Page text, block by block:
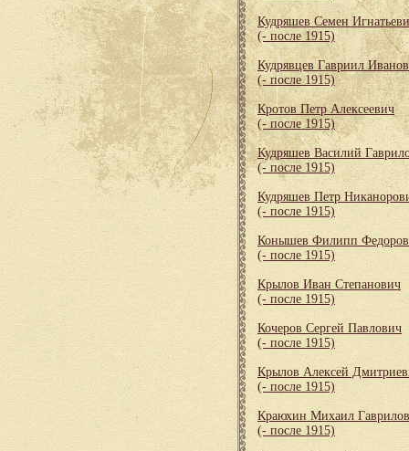
Кудряшев Семен
(- после 1915)
Кудрявцев Гавриил
(- после 1915)
Кротов Петр Алексеевич
(- после 1915)
Кудряшев Василий
(- после 1915)
Кудряшев Петр
(- после 1915)
Конышев Филипп
(- после 1915)
Крылов Иван Степанович
(- после 1915)
Кочеров Сергей Павлович
(- после 1915)
Крылов Алексей
(- после 1915)
Краюхин Михаил
(- после 1915)